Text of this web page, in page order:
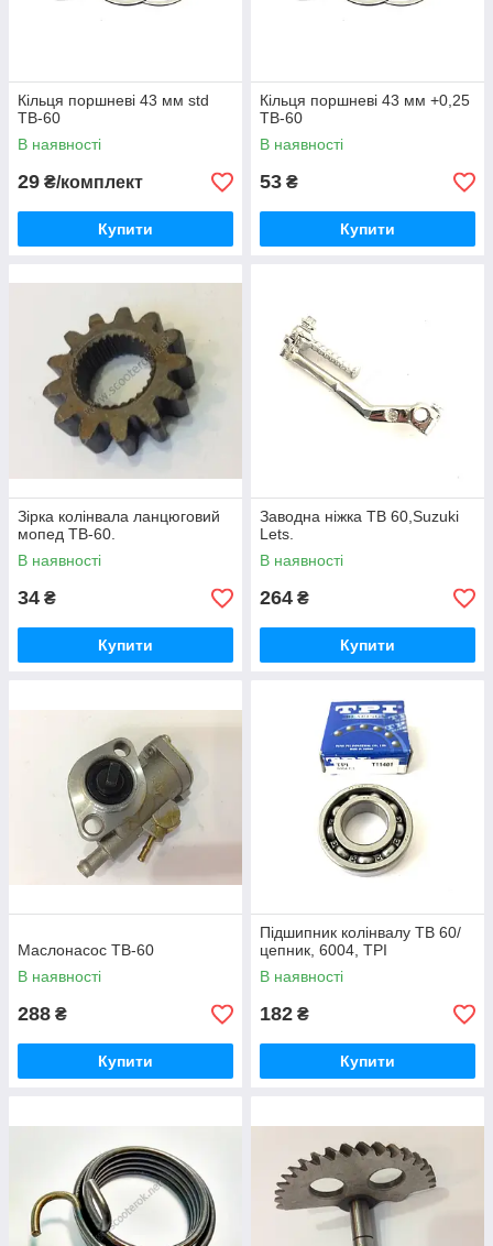
Кільця поршневі 43 мм std
TB-60
В наявності
29 ₴/комплект
Купити
Кільця поршневі 43 мм +0,25
TB-60
В наявності
53 ₴
Купити
Зірка колінвала ланцюговий
мопед TB-60.
В наявності
34 ₴
Купити
Заводна ніжка TB 60,Suzuki
Lets.
В наявності
264 ₴
Купити
Маслонасос TB-60
В наявності
288 ₴
Купити
Підшипник колінвалу TB 60/
цепник, 6004, TPI
В наявності
182 ₴
Купити